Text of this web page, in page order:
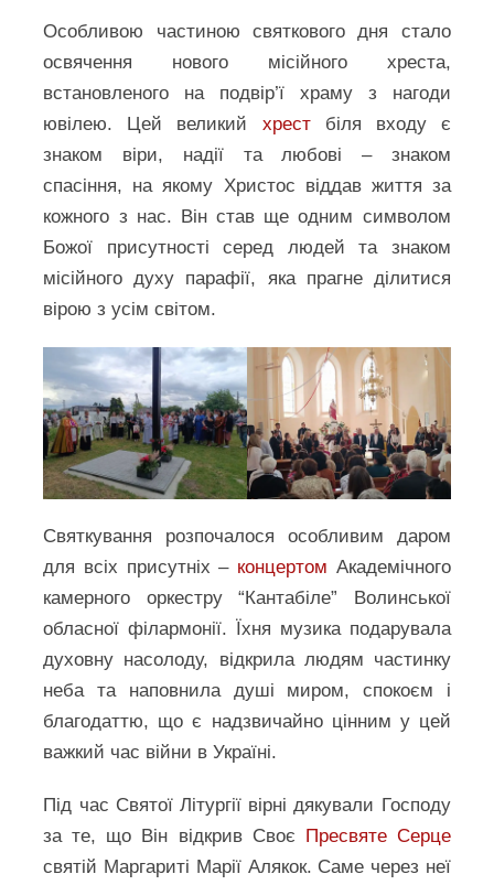
Особливою частиною святкового дня стало
освячення нового місійного хреста,
встановленого на подвір’ї храму з нагоди
ювілею. Цей великий хрестбіля входу є
знаком віри, надії та любові – знаком
спасіння, на якому Христос віддав життя за
кожного з нас. Він став ще одним символом
Божої присутності серед людей та знаком
місійного духу парафії, яка прагне ділитися
вірою з усім світом.
Святкування розпочалося особливим даром
для всіх присутніх – концертом Академічного
камерного оркестру “Кантабіле” Волинської
обласної філармонії. Їхня музика подарувала
духовну насолоду, відкрила людям частинку
неба та наповнила душі миром, спокоєм і
благодаттю, що є надзвичайно цінним у цей
важкий час війни в Україні.
Під час Святої Літургії вірні дякували Господу
за те, що Він відкрив Своє Пресвяте Серце
святій Маргариті Марії Алякок. Саме через неї